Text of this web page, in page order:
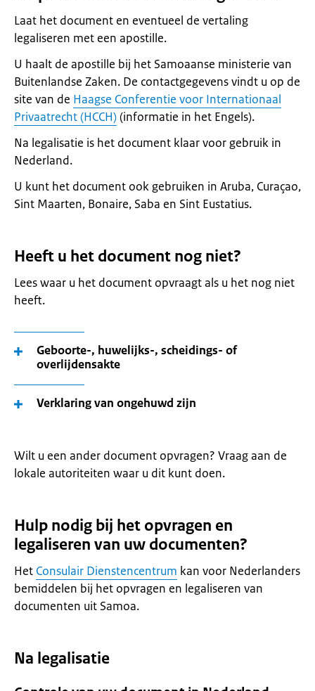
Laat het document en eventueel de vertaling
legaliseren met een apostille.
U haalt de apostille bij het Samoaanse ministerie van
Buitenlandse Zaken. De contactgegevens vindt u op de
site van de Haagse Conferentie voor Internationaal
Privaatrecht (HCCH)(informatie in het Engels).
Na legalisatie is het document klaar voor gebruik in
Nederland.
U kunt het document ook gebruiken in Aruba, Curaçao,
Sint Maarten, Bonaire, Saba en Sint Eustatius.
Heeft u het document nog niet?
Lees waar u het document opvraagt als u het nog niet
heeft.
Geboorte-, huwelijks-, scheidings- of
overlijdensakte
Verklaring van ongehuwd zijn
Wilt u een ander document opvragen? Vraag aan de
lokale autoriteiten waar u dit kunt doen.
Hulp nodig bij het opvragen en
legaliseren van uw documenten?
Het Consulair Dienstencentrum kan voor Nederlanders
bemiddelen bij het opvragen en legaliseren van
documenten uit Samoa.
Na legalisatie